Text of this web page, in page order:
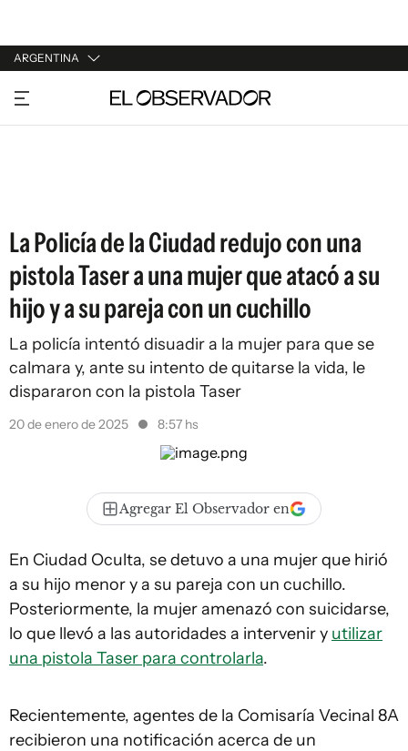
ARGENTINA
URUGUAY
ARGENTINA
La Policía de la Ciudad redujo con una
pistola Taser a una mujer que atacó a su
hijo y a su pareja con un cuchillo
La policía intentó disuadir a la mujer para que se
calmara y, ante su intento de quitarse la vida, le
dispararon con la pistola Taser
20 de enero de 2025 8:57 hs
Agregar El Observador en
En Ciudad Oculta, se detuvo a una mujer que hirió
a su hijo menor y a su pareja con un cuchillo.
Posteriormente, la mujer amenazó con suicidarse,
lo que llevó a las autoridades a intervenir y utilizar
una pistola Taser para controlarla.
Recientemente, agentes de la Comisaría Vecinal 8A
recibieron una notificación acerca de un